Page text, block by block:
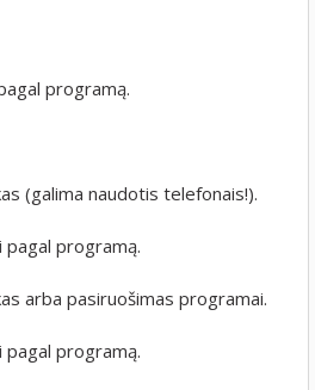
programą.
(galima naudotis telefonais!).
pagal programą.
arba pasiruošimas programai.
pagal programą.